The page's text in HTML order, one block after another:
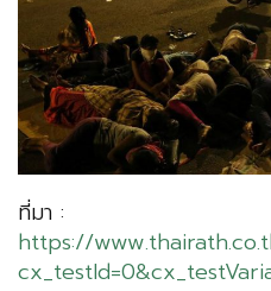
ที่มา :
https://